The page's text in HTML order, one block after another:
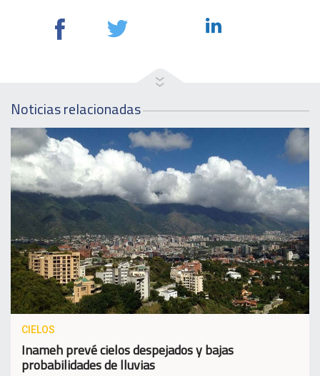
Noticias relacionadas
CIELOS
Inameh prevé cielos despejados y bajas
probabilidades de lluvias